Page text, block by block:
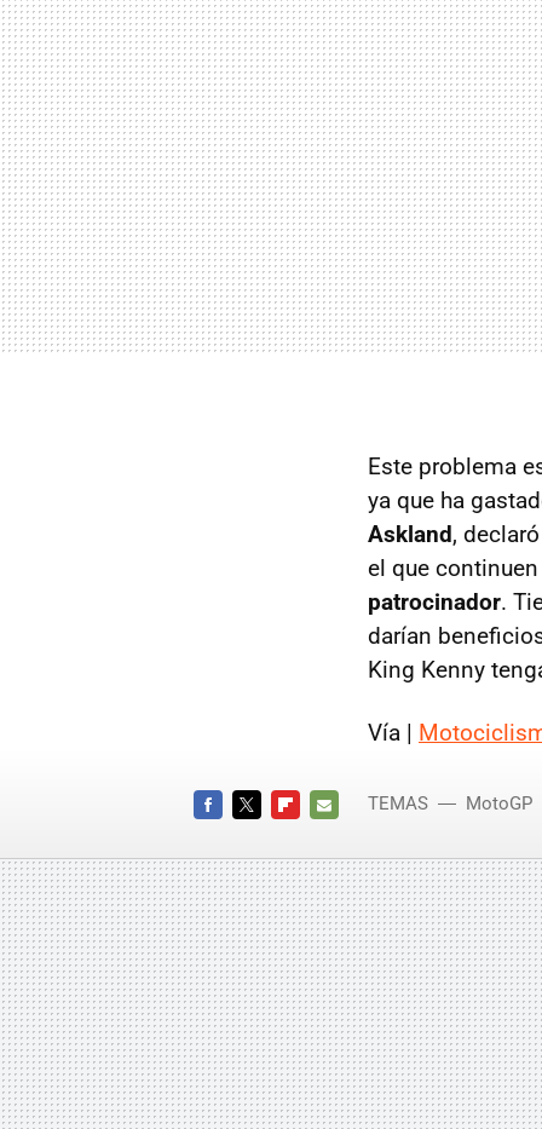
Este problema
ya que ha
Askland,
el que
patrocinador.
darían
King Kenny
Vía |
MAIL
TEMAS MotoGP